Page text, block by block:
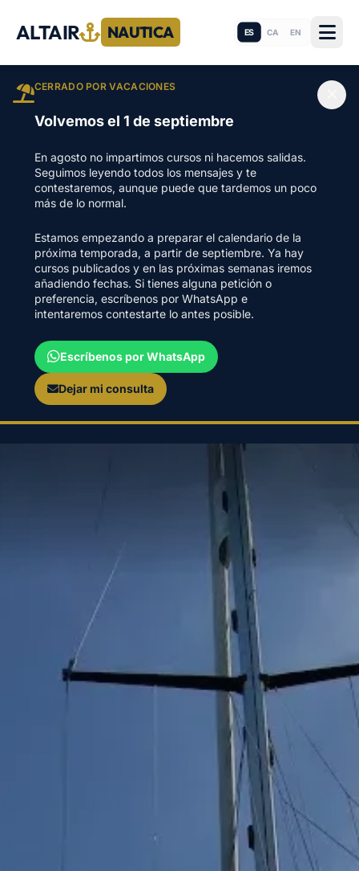
ALTAIR NAUTICA ES CA EN
CERRADO POR VACACIONES
Volvemos el 1 de septiembre
En agosto no impartimos cursos ni hacemos salidas.
Seguimos leyendo todos los mensajes y te
contestaremos, aunque puede que tardemos un poco
más de lo normal.
Estamos empezando a preparar el calendario de la
próxima temporada, a partir de septiembre. Ya hay
cursos publicados y en las próximas semanas iremos
añadiendo fechas. Si tienes alguna petición o
preferencia, escríbenos por WhatsApp e
intentaremos contestarte lo antes posible.
Escríbenos por WhatsApp
Dejar mi consulta